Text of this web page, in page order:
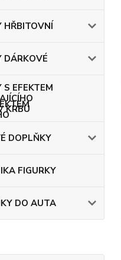
HŘBITOVNÍ
DÁRKOVÉ
S EFEKTEM
KRBU
DOPLŇKY
FIGURKY
DO AUTA